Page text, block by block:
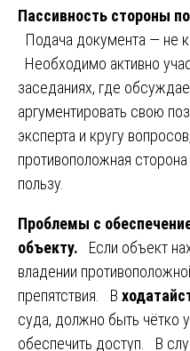
Пассивность стороны
Подача документа — не
Необходимо активно
заседаниях, где
аргументировать свою
эксперта и кругу
противоположная
пользу.
Проблемы с
объекту.
Если объект
владении
препятствия. В
суда, должно быть чётко
обеспечить доступ. В